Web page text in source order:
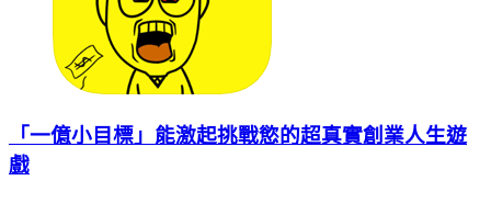
「一億小目標」能激起挑戰慾的超真實創業人生遊
戲